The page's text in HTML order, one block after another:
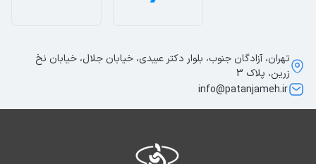
تهران، آزادگان جنوب، بلوار دکتر عبیدی، خیابان جلال، خیابان نخ
زرین، پلاک 3
info@patanjameh.ir